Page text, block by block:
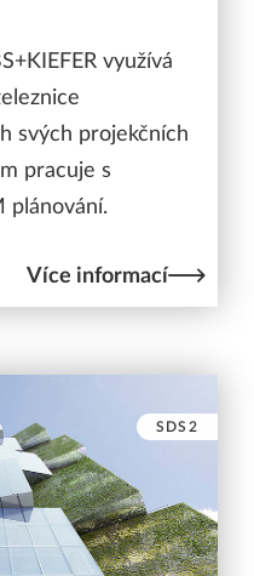
využívá
svých projekčních
pracuje s
plánování.
Více informací
SDS2